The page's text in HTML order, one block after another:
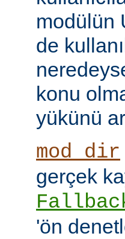
modülün
de
konu
yükünü
mod_dir
gerçek
'ön